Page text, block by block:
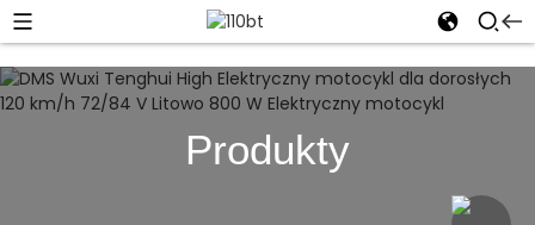
Produkty